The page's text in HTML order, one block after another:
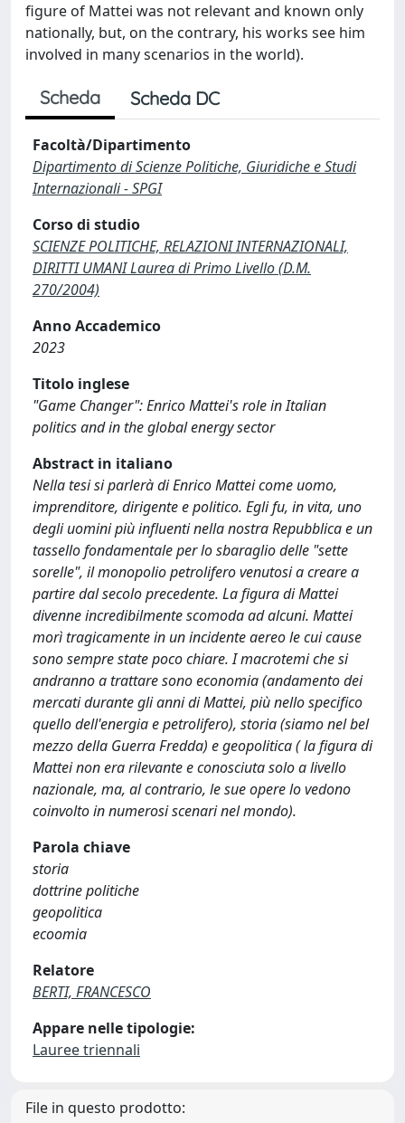
figure of Mattei was not relevant and known only
nationally, but, on the contrary, his works see him
involved in many scenarios in the world).
Scheda Scheda DC
Facoltà/Dipartimento
Dipartimento di Scienze Politiche, Giuridiche e Studi
Internazionali - SPGI
Corso di studio
SCIENZE POLITICHE, RELAZIONI INTERNAZIONALI,
DIRITTI UMANI Laurea di Primo Livello (D.M.
270/2004)
Anno Accademico
2023
Titolo inglese
"Game Changer": Enrico Mattei's role in Italian
politics and in the global energy sector
Abstract in italiano
Nella tesi si parlerà di Enrico Mattei come uomo,
imprenditore, dirigente e politico. Egli fu, in vita, uno
degli uomini più influenti nella nostra Repubblica e un
tassello fondamentale per lo sbaraglio delle "sette
sorelle", il monopolio petrolifero venutosi a creare a
partire dal secolo precedente. La figura di Mattei
divenne incredibilmente scomoda ad alcuni. Mattei
morì tragicamente in un incidente aereo le cui cause
sono sempre state poco chiare. I macrotemi che si
andranno a trattare sono economia (andamento dei
mercati durante gli anni di Mattei, più nello specifico
quello dell'energia e petrolifero), storia (siamo nel bel
mezzo della Guerra Fredda) e geopolitica ( la figura di
Mattei non era rilevante e conosciuta solo a livello
nazionale, ma, al contrario, le sue opere lo vedono
coinvolto in numerosi scenari nel mondo).
Parola chiave
storia
dottrine politiche
geopolitica
ecoomia
Relatore
BERTI, FRANCESCO
Appare nelle tipologie:
Lauree triennali
File in questo prodotto: